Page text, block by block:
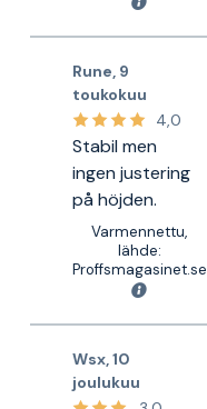
Rune 9
toukokuu
4,0
Stabil men
ingen justering
på höjden.
Varmennettu,
lähde:
Proffsmagasinet.se
Wsx, 10
joulukuu